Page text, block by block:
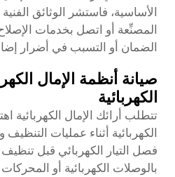
الأساسية، فاستشر الوثائق
المصنِّعة أو اتصل بخدمات
الضمان أو التسبب في أضرار
صيانة أنظمة الإمال
الكهربائية
تتطلب أرائك الإمال الكهربائية
الكهربائية أثناء عمليات التنظيف
فصل التيار الكهربائي قبل
بالوصلات الكهربائية أو